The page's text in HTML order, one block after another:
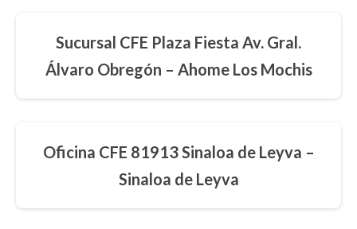
Sucursal CFE Plaza Fiesta Av. Gral.
Álvaro Obregón – Ahome Los Mochis
Oficina CFE 81913 Sinaloa de Leyva –
Sinaloa de Leyva